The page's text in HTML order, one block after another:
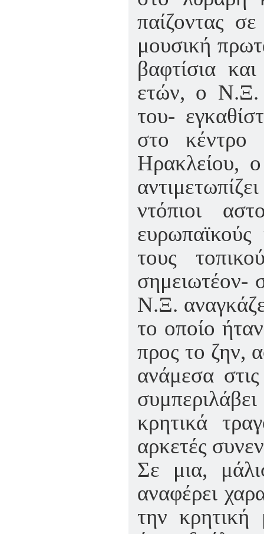
παίζοντας
μουσική
βαφτίσια
ετών, ο Ν.Ξ.
του-
στο
Ηρακλείου,
ντόπιοι
τους
σημειωτέον-
Ν.Ξ.
το οποίο
προς το ζην,
ανάμεσα
κρητικά
αρκετές
Σε μια,
αναφέρει
την κρητική